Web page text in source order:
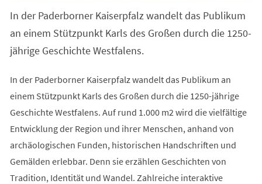
neuen
Tab)
In der Paderborner Kaiserpfalz wandelt das Publikum
an einem Stützpunkt Karls des Großen durch die 1250-
jährige Geschichte Westfalens.
In der Paderborner Kaiserpfalz wandelt das Publikum an
einem Stützpunkt Karls des Großen durch die 1250-jährige
Geschichte Westfalens. Auf rund 1.000 m2 wird die vielfältige
Entwicklung der Region und ihrer Menschen, anhand von
archäologischen Funden, historischen Handschriften und
Gemälden erlebbar. Denn sie erzählen Geschichten von
Tradition, Identität und Wandel. Zahlreiche interaktive